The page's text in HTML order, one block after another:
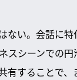
ない。会話に
スシーンでの
することで